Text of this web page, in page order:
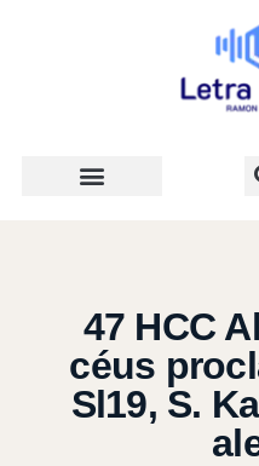
47 HCC
céus
Sl19, S.